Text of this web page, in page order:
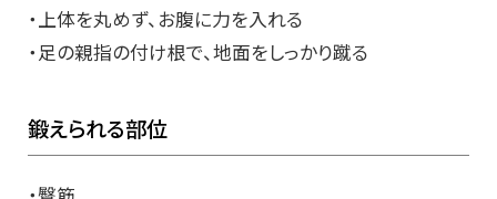
・上体を丸めず、お腹に力を入れる
・足の親指の付け根で、地面をしっかり蹴る
鍛えられる部位